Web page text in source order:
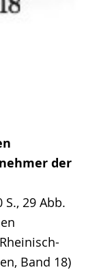
der
29 Abb.
Band 18)